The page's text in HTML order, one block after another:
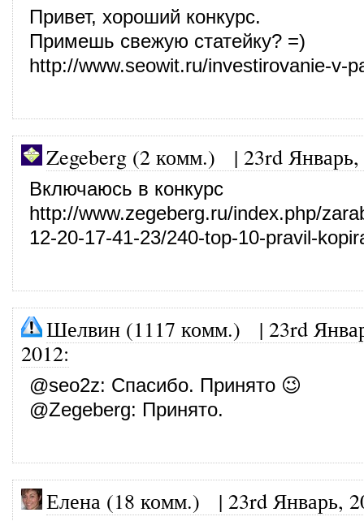
Привет, хороший конкурс.
Примешь свежую статейку? =)
http://www.seowit.ru/investirovanie-v-
Zegeberg (2 комм.) | 23rd
Включаюсь в конкурс
http://www.zegeberg.ru/index.php/
12-20-17-41-23/240-top-10-pravil-
Шелвин (1117 комм.) | 23rd
2012:
@seo2z: Спасибо. Принято 😉
@Zegeberg: Принято.
Елена (18 комм.) | 23rd Январь,